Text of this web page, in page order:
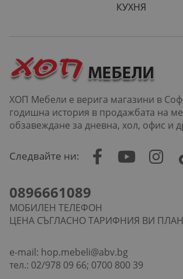
КУХНЯ
ХОП Мебели е верига магазини в
годишна история в продажбата на мебели, кухни,
обзавеждане за дневна, хол, офис и
Следвайте ни:
0896661089
МОБИЛЕН ТЕЛЕФОН
ЦЕНА СЪГЛАСНО ТАРИФНИЯ ВИ ПЛАН
e-mail: hop.mebeli@abv.bg
тел.: 02/978 09 66; 0700 800 39